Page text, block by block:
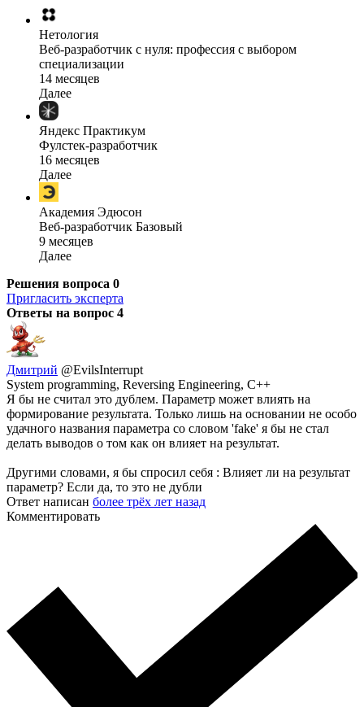
Нетология
Веб-разработчик с нуля: профессия с выбором
специализации
14 месяцев
Далее
Яндекс Практикум
Фулстек-разработчик
16 месяцев
Далее
Академия Эдюсон
Веб-разработчик Базовый
9 месяцев
Далее
Решения вопроса 0
Пригласить эксперта
Ответы на вопрос 4
Дмитрий @EvilsInterrupt
System programming, Reversing Engineering, C++
Я бы не считал это дублем. Параметр может влиять на
формирование результата. Только лишь на основании не особо
удачного названия параметра со словом 'fake' я бы не стал
делать выводов о том как он влияет на результат.
Другими словами, я бы спросил себя : Влияет ли на результат
параметр? Если да, то это не дубли
Ответ написан более трёх лет назад
Комментировать